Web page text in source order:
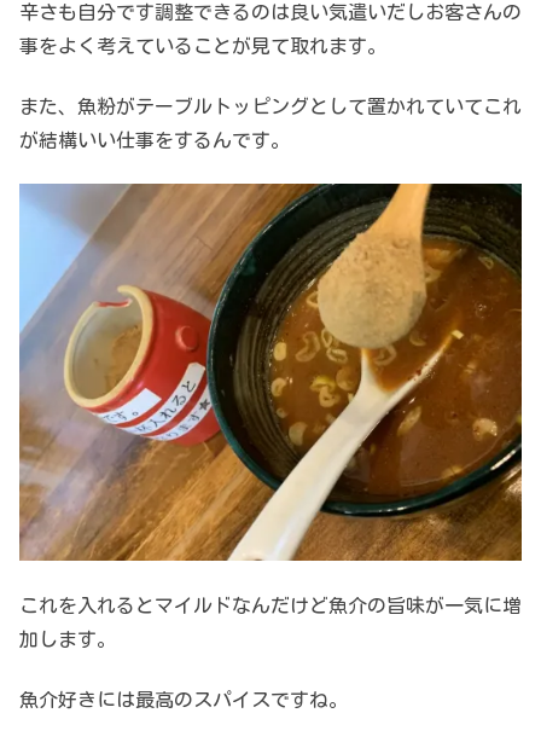
辛さも自分です調整できるのは良い気遣いだしお客さんの
事をよく考えていることが見て取れます。
また、魚粉がテーブルトッピングとして置かれていてこれ
が結構いい仕事をするんです。
これを入れるとマイルドなんだけど魚介の旨味が一気に増
加します。
魚介好きには最高のスパイスですね。